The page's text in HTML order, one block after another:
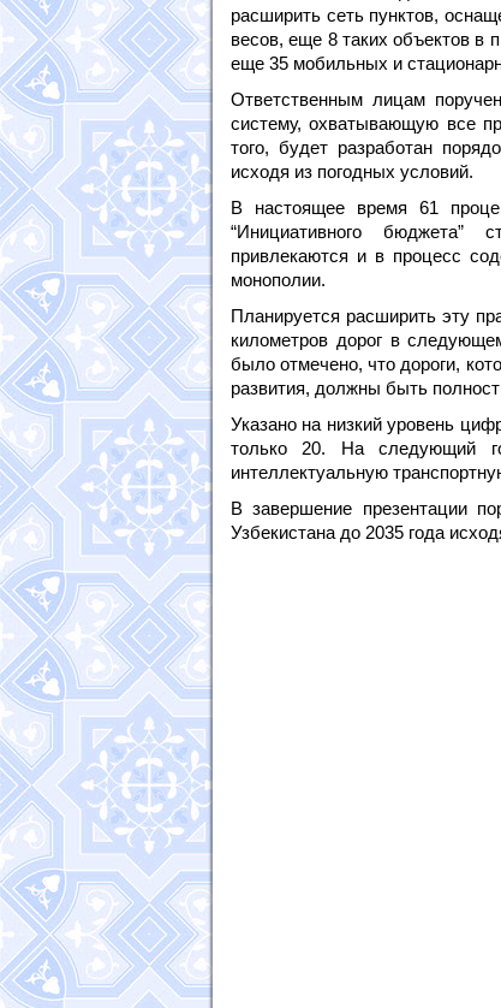
расширить сеть пунктов,
весов, еще 8 таких объектов в
еще 35 мобильных и
Ответственным лицам
систему, охватывающую все
того, будет разработан
исходя из погодных условий.
В настоящее время 61
“Инициативного бюджета”
привлекаются и в процесс
монополии.
Планируется расширить эту
километров дорог в
было отмечено, что дороги,
развития, должны быть
Указано на низкий уровень
только 20. На следующий
интеллектуальную
В завершение презентации
Узбекистана до 2035 года